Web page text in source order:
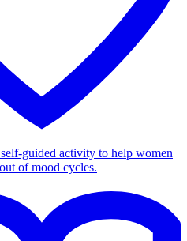
guided activity to help women
of mood cycles.